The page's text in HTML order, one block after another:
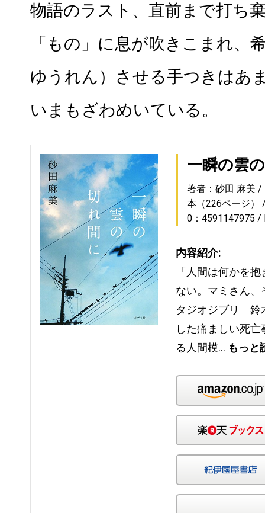
物語のラスト、直前まで打ち
「もの」に息が吹きこまれ、
ゆうれん）させる手つきはあ
いまもざわめいている。
一瞬の雲
著者：砂田 麻美
本（226ページ）
0：4591147975
内容紹介:
「人間は何かを
ない。マミさん
タジオジブリ 鈴
した痛ましい死
る人間模… もっと